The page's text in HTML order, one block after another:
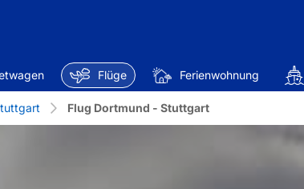
Flüge Ferienwohnung
Flug Dortmund - Stuttgart